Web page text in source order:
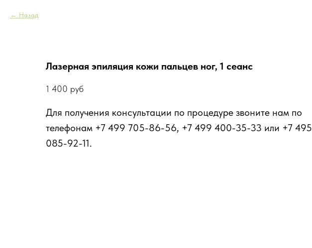
Назад
Лазерная эпиляция кожи пальцев ног, 1 сеанс
1 400 руб
Для получения консультации по процедуре звоните нам по
телефонам +7 499 705-86-56, +7 499 400-35-33 или +7 495
085-92-11.